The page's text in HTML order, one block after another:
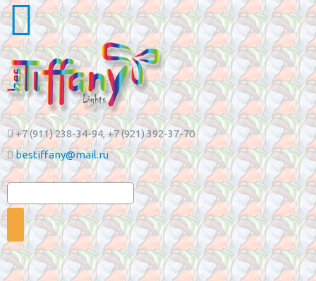
+7 (911) 238-34-94, +7 (921) 392-37-70
bestiffany@mail.ru